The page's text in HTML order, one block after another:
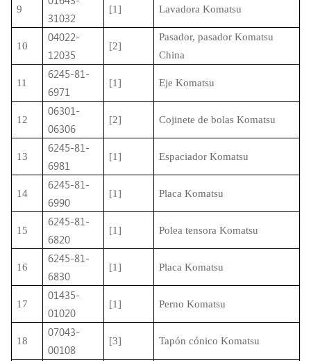
9
31032
[1] Lavadora Komatsu
10
04022-
12035
[2]
Pasador, pasador Komatsu
China
11
6245-81-
6971
[1] Eje Komatsu
12
06301-
06306
[2] Cojinete de bolas Komatsu
13
6245-81-
6981
[1] Espaciador Komatsu
14
6245-81-
6990
[1] Placa Komatsu
15
6245-81-
6820
[1] Polea tensora Komatsu
16
6245-81-
6830
[1] Placa Komatsu
17
01435-
01020
[1] Perno Komatsu
18
07043-
00108
[3] Tapón cónico Komatsu